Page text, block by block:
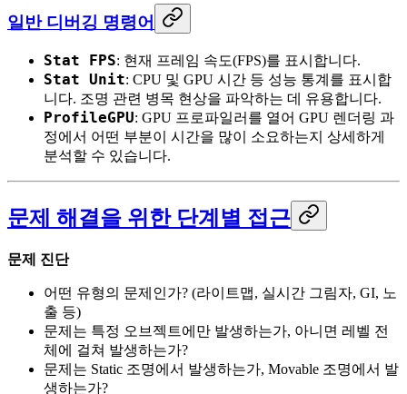
일반 디버깅 명령어
Stat FPS: 현재 프레임 속도(FPS)를 표시합니다.
Stat Unit: CPU 및 GPU 시간 등 성능 통계를 표시합
니다. 조명 관련 병목 현상을 파악하는 데 유용합니다.
ProfileGPU: GPU 프로파일러를 열어 GPU 렌더링 과
정에서 어떤 부분이 시간을 많이 소요하는지 상세하게
분석할 수 있습니다.
문제 해결을 위한 단계별 접근
문제 진단
어떤 유형의 문제인가? (라이트맵, 실시간 그림자, GI, 노
출 등)
문제는 특정 오브젝트에만 발생하는가, 아니면 레벨 전
체에 걸쳐 발생하는가?
문제는 Static 조명에서 발생하는가, Movable 조명에서 발
생하는가?